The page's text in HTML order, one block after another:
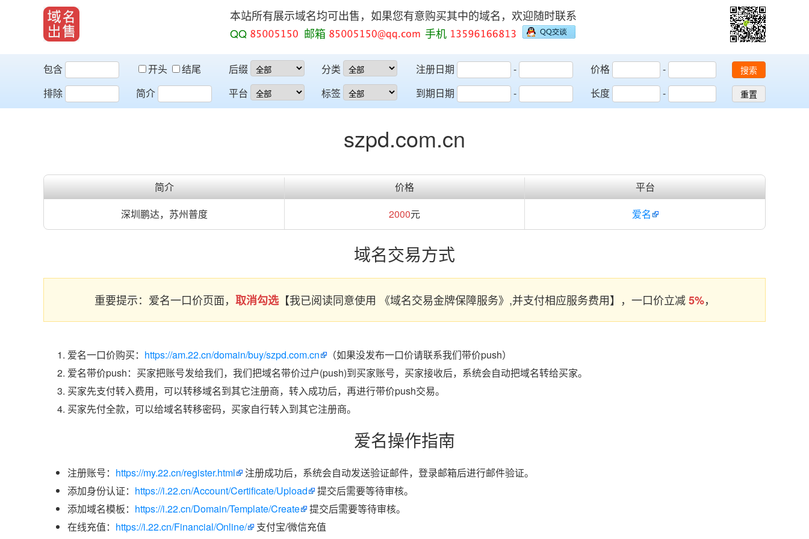
本站所有展示域名均可出售，如果您有意购买其中的域名，欢迎随时联系
QQ
邮箱 手机
包含 开头
结尾
排除
简介
后缀
平台
分类
标签
注册日期
-
到期日期
-
价格
-
长度
-
搜索
重置
szpd.com.cn
简介 价格
平台
深圳鹏达，苏州普度
2000元 爱名
域名交易方式
重要提示：爱名一口价页面， 取消勾选【我已阅读同意使用 《域名交易金牌保障服务》,并支付相应服务费用】，一口价立减5%，
爱名一口价购买： https://am.22.cn/domain/buy/szpd.com.cn
（如果没发布一口价请联系我们带价push）
爱名带价push：买家把账号发给我们，我们把域名带价过户(push)到买家账号，买家接收后，系统会自动把域名转给买家。
买家先支付转入费用，可以转移域名到其它注册商，转入成功后，再进行带价push交易。
买家先付全款，可以给域名转移密码，买家自行转入到其它注册商。
爱名操作指南
注册账号： https://my.22.cn/register.html
注册成功后，系统会自动发送验证邮件，登录邮箱后进行邮件验证。
添加身份认证： https://i.22.cn/Account/Certificate/Upload
提交后需要等待审核。
添加域名模板： https://i.22.cn/Domain/Template/Create
提交后需要等待审核。
在线充值： https://i.22.cn/Financial/Online/
支付宝/微信充值